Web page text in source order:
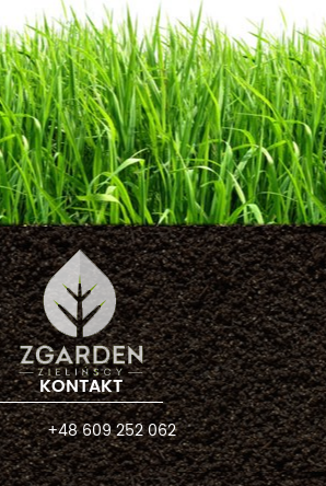
KONTAKT
+48 609 252 062